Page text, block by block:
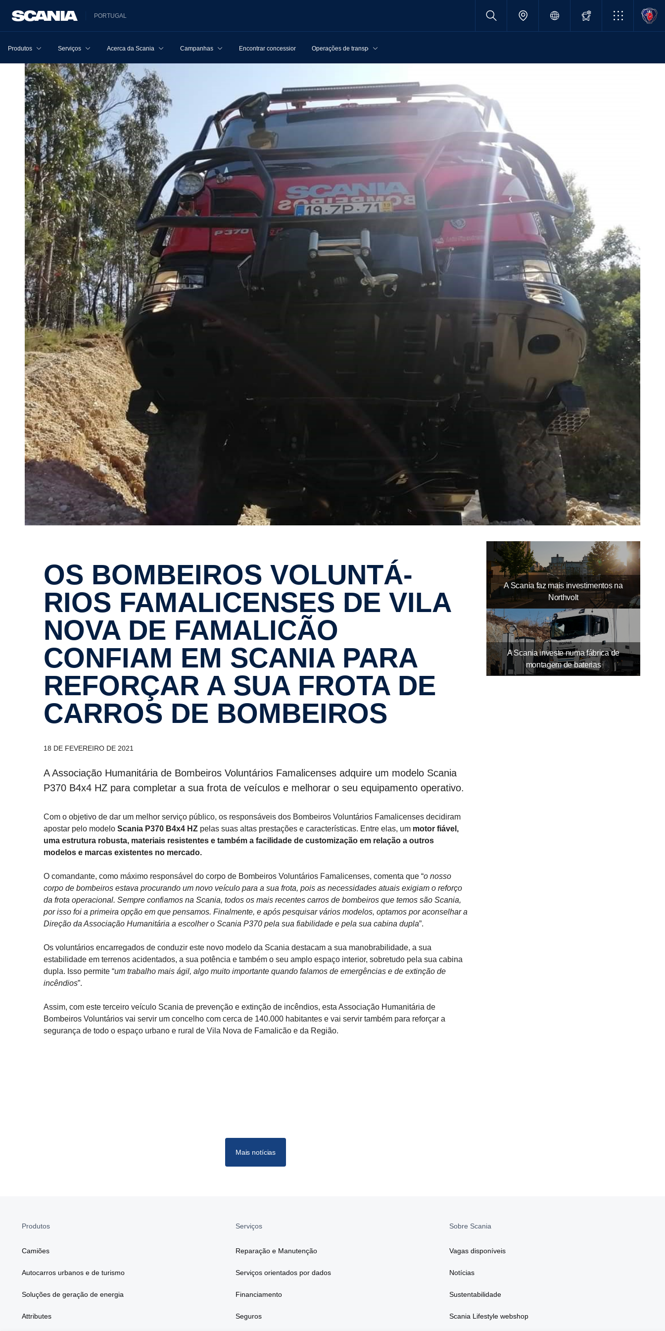
PORTUGAL
Produtos Serviços Acerca da Scania Campanhas Encontrar concessionários Operações de transporte
OS BOMBEIROS VOLUN­TÁ­
RIOS FAMALI­CENSES DE VILA
NOVA DE FAMALICÃO
CONFIAM EM SCANIA PARA
REFORÇAR A SUA FROTA DE
CARROS DE BOMBEIROS
18 DE FEVEREIRO DE 2021
A Associação Humanitária de Bombeiros Voluntários Famalicenses adquire um modelo Scania
P370 B4x4 HZ para completar a sua frota de veículos e melhorar o seu equipamento operativo.
Com o objetivo de dar um melhor serviço público, os responsáveis dos Bombeiros Voluntários Famalicenses decidiram
apostar pelo modelo Scania P370 B4x4 HZ pelas suas altas prestações e características. Entre elas, um motor fiável,
uma estrutura robusta, materiais resistentes e também a facilidade de customização em relação a outros
modelos e marcas existentes no mercado.
O comandante, como máximo responsável do corpo de Bombeiros Voluntários Famalicenses, comenta que “o nosso
corpo de bombeiros estava procurando um novo veículo para a sua frota, pois as necessidades atuais exigiam o reforço
da frota operacional. Sempre confiamos na Scania, todos os mais recentes carros de bombeiros que temos são Scania,
por isso foi a primeira opção em que pensamos. Finalmente, e após pesquisar vários modelos, optamos por aconselhar a
Direção da Associação Humanitária a escolher o Scania P370 pela sua fiabilidade e pela sua cabina dupla”.
Os voluntários encarregados de conduzir este novo modelo da Scania destacam a sua manobrabilidade, a sua
estabilidade em terrenos acidentados, a sua potência e também o seu amplo espaço interior, sobretudo pela sua cabina
dupla. Isso permite “um trabalho mais ágil, algo muito importante quando falamos de emergências e de extinção de
incêndios”.
Assim, com este terceiro veículo Scania de prevenção e extinção de incêndios, esta Associação Humanitária de
Bombeiros Voluntários vai servir um concelho com cerca de 140.000 habitantes e vai servir também para reforçar a
segurança de todo o espaço urbano e rural de Vila Nova de Famalicão e da Região.
Mais notícias
A Scania faz mais investimentos na
Northvolt
A Scania investe numa fábrica de
montagem de baterias
Produtos
Camiões
Autocarros urbanos e de turismo
Soluções de geração de energia
Attributes
Serviços
Reparação e Manutenção
Serviços orientados por dados
Financiamento
Seguros
Sobre Scania
Vagas disponíveis
Notícias
Sustentabilidade
Scania Lifestyle webshop